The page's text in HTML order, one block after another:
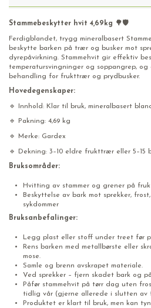
Stammebeskytter hvit 4,69kg 🌳🛡️
Ferdigblandet, trygg mineralbasert
beskytte barken på trær og busker mot
dyrepåvirkning. Stammehvit gir effektiv
temperatursvingninger og soppangrep,
behandling for frukttrær og prydbusker.
Hovedegenskaper:
🔹 Innhold: Klar til bruk, mineralbasert
🔹 Pakning: 4,69 kg
🔹 Merke: Gardex
🔹 Dekning: 3–10 eldre frukttrær eller
Bruksområder:
Hvitting av stammer og grener på
Beskyttelse av bark mot sprekker,
sykdommer
Bruksanbefalinger:
Legg plast eller stoff under treet før
Rens barken med metallbørste eller
mose.
Samle og brenn avskrapet materiale.
Ved sprekker – fjern skadet bark og
Påfør stammehvit på tørr dag uten
tidlig vår (gjerne allerede i slutten av
Produktet er klart til bruk, men kan